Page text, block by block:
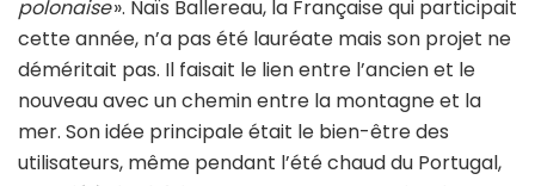
polonaise». Naïs Ballereau, la Française qui participait
cette année, n’a pas été lauréate mais son projet ne
déméritait pas. Il faisait le lien entre l’ancien et le
nouveau avec un chemin entre la montagne et la
mer. Son idée principale était le bien-être des
utilisateurs, même pendant l’été chaud du Portugal,